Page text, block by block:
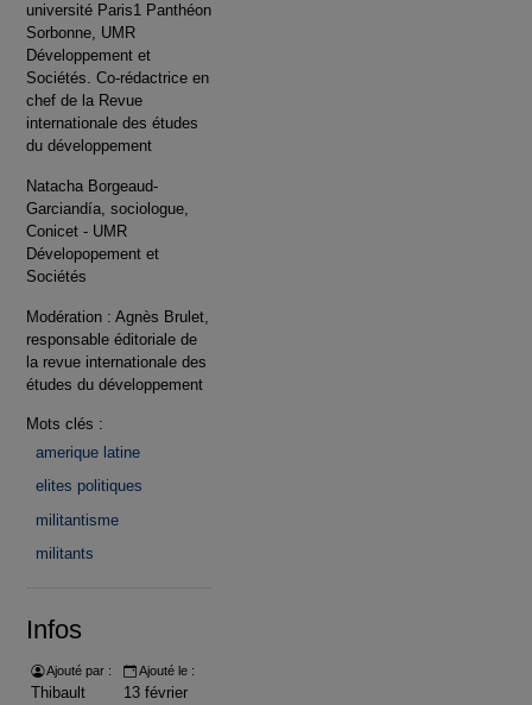
université Paris1 Panthéon
Sorbonne, UMR
Développement et
Sociétés. Co-rédactrice en
chef de la Revue
internationale des études
du développement
Natacha Borgeaud-
Garciandía, sociologue,
Conicet - UMR
Dévelopopement et
Sociétés
Modération : Agnès Brulet,
responsable éditoriale de
la revue internationale des
études du développement
Mots clés :
amerique latine
elites politiques
militantisme
militants
Infos
Ajouté par :
Thibault
Ajouté le :
13 février